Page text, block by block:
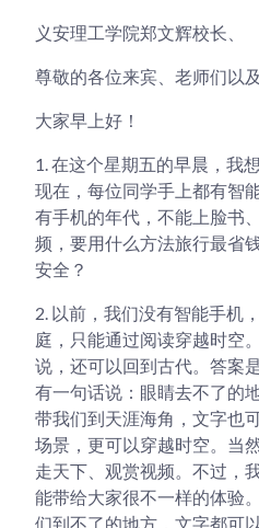
义安理工学院郑文辉校长、
尊敬的各位来宾、老师们以
大家早上好！
1. 在这个星期五的早晨，我
现在，每位同学手上都有智
有手机的年代，不能上脸书
频，要用什么方法旅行最省
安全？
2. 以前，我们没有智能手机
庭，只能通过阅读穿越时空
说，还可以回到古代。答案
有一句话说：眼睛去不了的
带我们到天涯海角，文字也
场景，更可以穿越时空。当
走天下、观赏视频。不过，
能带给大家很不一样的体验
们到不了的地方，文字都可